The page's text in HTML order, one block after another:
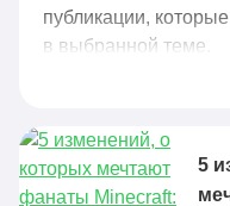
публикации,
в выбранной теме.
5